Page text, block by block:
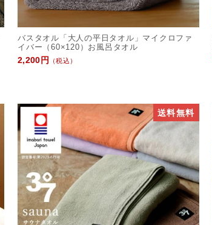
バスタオル「大人の平日タオル」マイクロファ
イバー（60×120）お風呂タオル
2,200円
（税込）
送料無料